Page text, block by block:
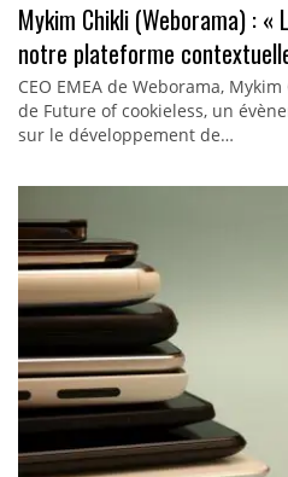
Mykim Chikli (Weborama) :
notre plateforme
CEO EMEA de Weborama,
de Future of cookieless, un
sur le développement de…